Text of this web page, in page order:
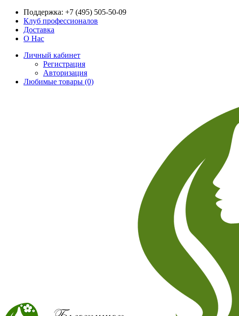
Поддержка: +7 (495) 505-50-09
Клуб профессионалов
Доставка
О Нас
Личный кабинет
Регистрация
Авторизация
Любимые товары (0)